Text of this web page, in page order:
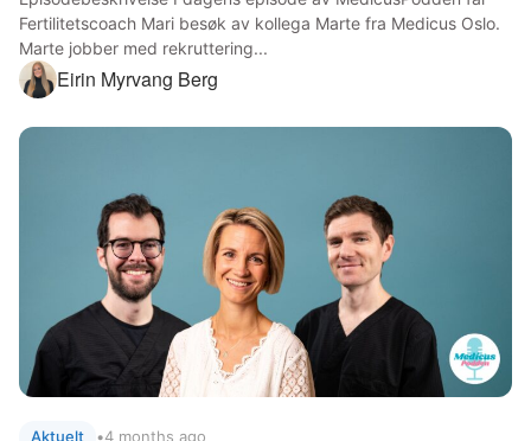
Fertilitetscoach Mari besøk av kollega Marte fra Medicus Oslo.
Marte jobber med rekruttering...
Eirin Myrvang Berg
Aktuelt •4 months ago